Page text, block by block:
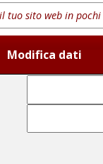
tuo sito web in
Modifica dati